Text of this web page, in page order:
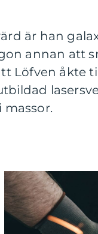
är han
annan att
Löfven åkte
massor.